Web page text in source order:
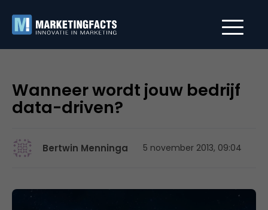
Wanneer wordt jouw bedrijf
data-driven?
Bertwin Menninga 5 november 2013, 09:04